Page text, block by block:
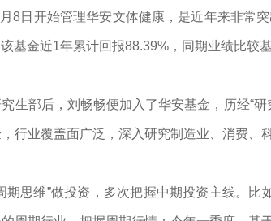
8日开始管理华安文体健康，是近年来非常
基金近1年累计回报88.39%，同期业绩比较
生部后，刘畅畅便加入了华安基金，历经
行业覆盖面广泛，深入研究制造业、消费、
期思维”做投资，多次把握中期投资主线。